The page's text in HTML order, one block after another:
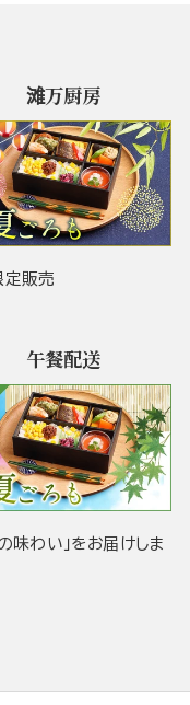
滩万厨房
定販売
午餐配送
味わい」をお届けしま